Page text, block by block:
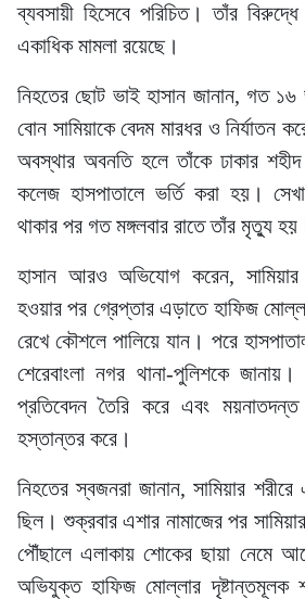
ব্যবসায়ী হিসেবে পরিচিত। তাঁর
একাধিক মামলা রয়েছে।
নিহতের ছোট ভাই হাসান জানান, গত
বোন সামিয়াকে বেদম মারধর ও
অবস্থার অবনতি হলে তাঁকে ঢাকার শহীদ
কলেজ হাসপাতালে ভর্তি করা হয়।
থাকার পর গত মঙ্গলবার রাতে তাঁর মৃত্যু
হাসান আরও অভিযোগ করেন, সামিয়ার
হওয়ার পর গ্রেপ্তার এড়াতে হাফিজ
রেখে কৌশলে পালিয়ে যান। পরে
শেরেবাংলা নগর থানা-পুলিশকে
প্রতিবেদন তৈরি করে এবং ময়নাতদন্ত
হস্তান্তর করে।
নিহতের স্বজনরা জানান, সামিয়ার
ছিল। শুক্রবার এশার নামাজের পর
পৌঁছালে এলাকায় শোকের ছায়া নেমে
অভিযুক্ত হাফিজ মোল্লার দৃষ্টান্তমূলক